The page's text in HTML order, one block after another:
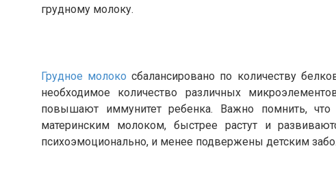
грудному молоку.
Грудное молоко сбалансировано по количеству
необходимое количество различных
повышают иммунитет ребенка. Важно помнить, что
материнским молоком, быстрее растут и
психоэмоционально, и менее подвержены детским